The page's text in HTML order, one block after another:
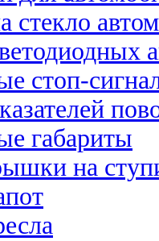
стекло
стоп-
габариты
на